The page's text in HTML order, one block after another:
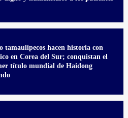
tamaulipecos hacen historia con
en Corea del Sur; conquistan el
título mundial de Haidong